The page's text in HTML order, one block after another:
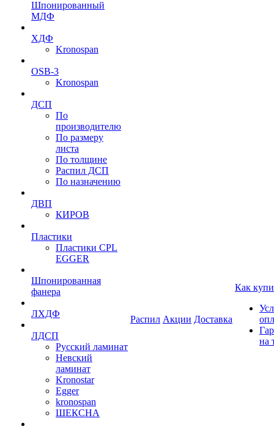
Шпонированный
МДФ
ХДФ
Kronospan
OSB-3
Kronospan
ДСП
По
производителю
По размеру
листа
По толщине
Распил ДСП
По назначению
ДВП
КИРОВ
Пластики
Пластики CPL
EGGER
Шпонированная
фанера
ЛХДФ
ЛДСП
Русский ламинат
Невский
ламинат
Kronostar
Egger
kronospan
ШЕКСНА
Распил Акции Доставка
Как
на